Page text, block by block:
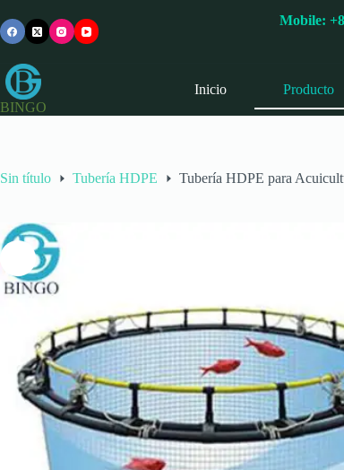
al
contenido
Mobile:
BINGO
Inicio Producto
Sin título Tubería HDPE Tubería HDPE para